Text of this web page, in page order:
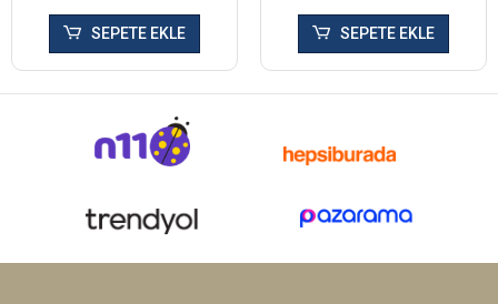
SEPETE EKLE SEPETE EKLE